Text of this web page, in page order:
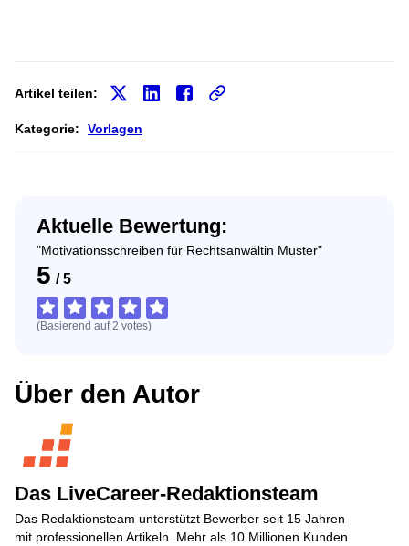
Artikel teilen:
Kategorie: Vorlagen
Aktuelle Bewertung:
"Motivationsschreiben für Rechtsanwältin Muster"
5 / 5
(Basierend auf 2 votes)
Über den Autor
Das LiveCareer-Redaktionsteam
Das Redaktionsteam unterstützt Bewerber seit 15 Jahren
mit professionellen Artikeln. Mehr als 10 Millionen Kunden